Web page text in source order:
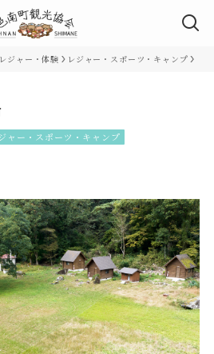
ジャー・体験 レジャー・スポーツ・キャンプ
ャー・スポーツ・キャンプ